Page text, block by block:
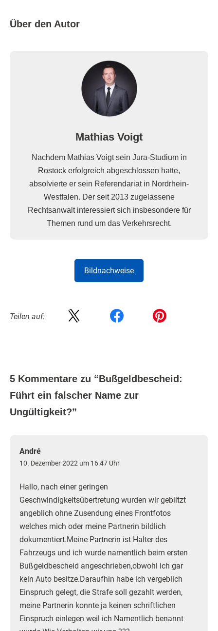
Über den Autor
Mathias Voigt
Nachdem Mathias Voigt sein Jura-Studium in
Rostock erfolgreich abgeschlossen hatte,
absolvierte er sein Referendariat in Nordrhein-
Westfalen. Der seit 2013 zugelassene
Rechtsanwalt interessiert sich insbesondere für
Themen rund um das Verkehrsrecht.
Bildnachweise
Teilen auf:
5 Kommentare zu “Bußgeldbescheid:
Führt ein falscher Name zur
Ungültigkeit?”
André
10. Dezember 2022 um 16:47 Uhr
Hallo, nach einer geringen
Geschwindigkeitsübertretung wurden wir geblitzt
angeblich ohne Zusendung eines Frontfotos
welches mich oder meine Partnerin bildlich
dokumentiert.Meine Partnerin ist Halter des
Fahrzeugs und ich wurde namentlich beim ersten
Bußgeldbescheid angeschrieben,obwohl ich gar
kein Auto besitze.Daraufhin habe ich vergeblich
Einspruch gelegt, die Strafe soll gezahlt werden,
meine Partnerin konnte ja keinen schriftlichen
Einspruch einlegen weil ich Namentlich benannt